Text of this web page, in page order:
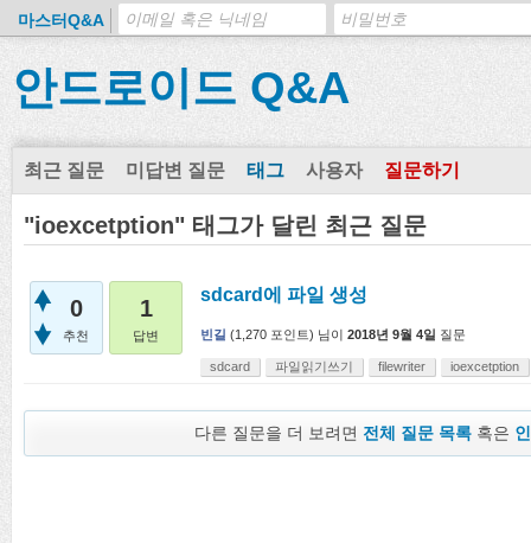
마스터Q&A
안드로이드 Q&A
최근 질문 미답변 질문 태그 사용자 질문하기
"ioexcetption" 태그가 달린 최근 질문
0
추천
1
답변
sdcard에 파일 생성
빈길 (1,270 포인트) 님이 2018년 9월 4일 질문
sdcard 파일읽기쓰기 filewriter ioexcetption
다른 질문을 더 보려면 전체 질문 목록 혹은